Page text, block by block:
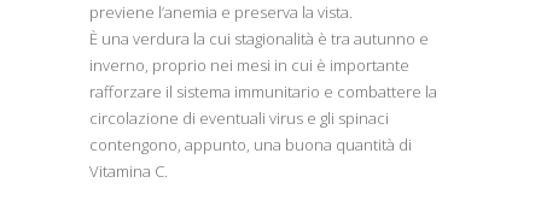
previene l’anemia e preserva la vista.
È una verdura la cui stagionalità è tra autunno e
inverno, proprio nei mesi in cui è importante
rafforzare il sistema immunitario e combattere la
circolazione di eventuali virus e gli spinaci
contengono, appunto, una buona quantità di
Vitamina C.